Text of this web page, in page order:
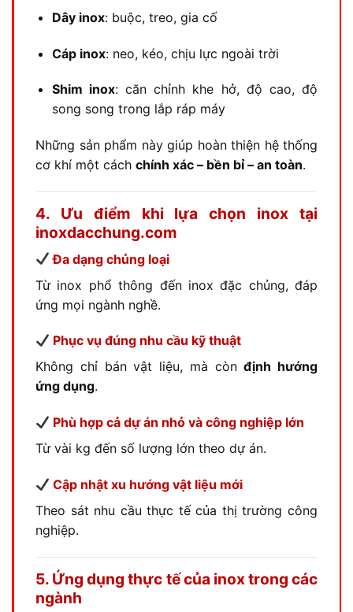
Dây inox: buộc, treo, gia cố
Cáp inox: neo, kéo, chịu lực ngoài trời
Shim inox: căn chỉnh khe hở, độ cao, độ
song song trong lắp ráp máy
Những sản phẩm này giúp hoàn thiện hệ thống
cơ khí một cách chính xác – bền bỉ – an toàn.
4. Ưu điểm khi lựa chọn inox tại
inoxdacchung.com
Đa dạng chủng loại
Từ inox phổ thông đến inox đặc chủng, đáp
ứng mọi ngành nghề.
Phục vụ đúng nhu cầu kỹ thuật
Không chỉ bán vật liệu, mà cònđịnh hướng
ứng dụng.
Phù hợp cả dự án nhỏ và công nghiệp lớn
Từ vài kg đến số lượng lớn theo dự án.
Cập nhật xu hướng vật liệu mới
Theo sát nhu cầu thực tế của thị trường công
nghiệp.
5. Ứng dụng thực tế của inox trong các
ngành